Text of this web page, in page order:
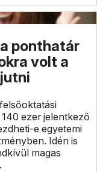
ponthatár
volt a
ezer jelentkező
e egyetemi
Idén is
magas